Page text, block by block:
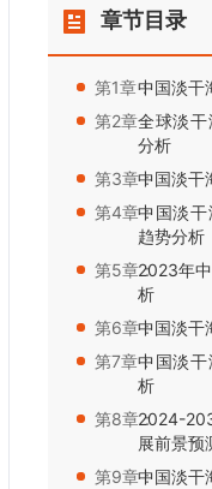
章节目录
第1章：中国淡干
第2章：全球淡
分析
第3章：中国淡干
第4章：中国淡干
趋势分析
第5章：2023年
析
第6章：中国淡干
第7章：中国淡
析
第8章：2024-
展前景预
第9章：中国淡干